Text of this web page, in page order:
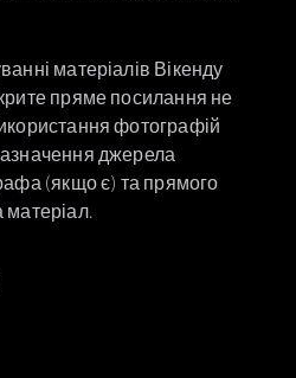
матеріалів Вікенду
пряме посилання не
фотографій
джерела
(якщо є) та прямого
матеріал.